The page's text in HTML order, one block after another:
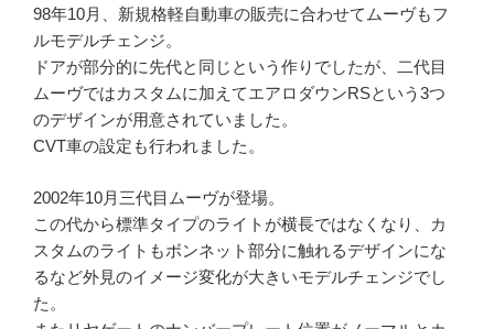
98年10月、新規格軽自動車の販売に合わせてムーヴもフ
ルモデルチェンジ。
ドアが部分的に先代と同じという作りでしたが、二代目
ムーヴではカスタムに加えてエアロダウンRSという3つ
のデザインが用意されていました。
CVT車の設定も行われました。
2002年10月三代目ムーヴが登場。
この代から標準タイプのライトが横長ではなくなり、カ
スタムのライトもボンネット部分に触れるデザインにな
るなど外見のイメージ変化が大きいモデルチェンジでし
た。